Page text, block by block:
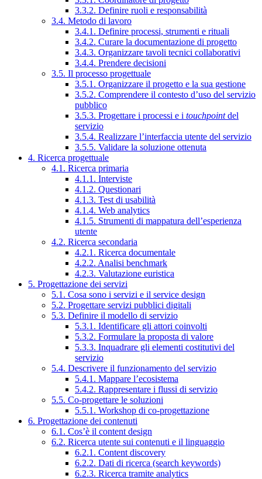
3.3.2. Definire ruoli e responsabilità
3.4. Metodo di lavoro
3.4.1. Definire processi, strumenti e rituali
3.4.2. Curare la documentazione di progetto
3.4.3. Organizzare tavoli tecnici collaborativi
3.4.4. Prendere decisioni
3.5. Il processo progettuale
3.5.1. Organizzare il progetto e la sua gestione
3.5.2. Comprendere il contesto d’uso del servizio
pubblico
3.5.3. Progettare i processi e i touchpointdel
servizio
3.5.4. Realizzare l’interfaccia utente del servizio
3.5.5. Validare la soluzione ottenuta
4. Ricerca progettuale
4.1. Ricerca primaria
4.1.1. Interviste
4.1.2. Questionari
4.1.3. Test di usabilità
4.1.4. Web analytics
4.1.5. Strumenti di mappatura dell’esperienza
utente
4.2. Ricerca secondaria
4.2.1. Ricerca documentale
4.2.2. Analisi benchmark
4.2.3. Valutazione euristica
5. Progettazione dei servizi
5.1. Cosa sono i servizi e il service design
5.2. Progettare servizi pubblici digitali
5.3. Definire il modello di servizio
5.3.1. Identificare gli attori coinvolti
5.3.2. Formulare la proposta di valore
5.3.3. Inquadrare gli elementi costitutivi del
servizio
5.4. Descrivere il funzionamento del servizio
5.4.1. Mappare l’ecosistema
5.4.2. Rappresentare i flussi di servizio
5.5. Co-progettare le soluzioni
5.5.1. Workshop di co-progettazione
6. Progettazione dei contenuti
6.1. Cos’è il content design
6.2. Ricerca utente sui contenuti e il linguaggio
6.2.1. Content discovery
6.2.2. Dati di ricerca (search keywords)
6.2.3. Ricerca tramite analytics